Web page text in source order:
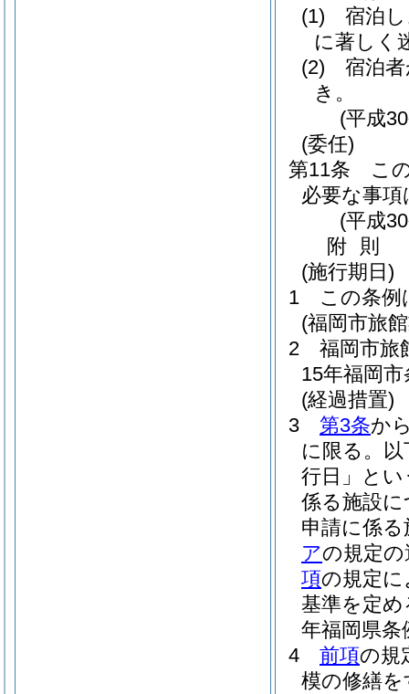
(1)
宿泊
に著しく
(2)
宿泊
き。
(平成
(委任)
第11条
こ
必要な事
(平成
附 則
(施行期日)
1
この条例
(福岡市旅
2
福岡市旅
15年福岡
(経過措置)
3
第3条か
に限る。
行日」とい
係る施設
申請に係
アの規定
項の規定に
基準を定
年福岡県条
4
前項の規
模の修繕